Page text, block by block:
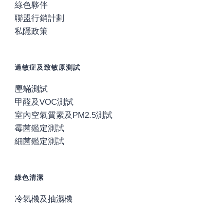
綠色夥伴
聯盟行銷計劃
私隱政策
過敏症及致敏原測試
塵蟎測試
甲醛及VOC測試
室內空氣質素及PM2.5測試
霉菌鑑定測試
細菌鑑定測試
綠色清潔
冷氣機及抽濕機